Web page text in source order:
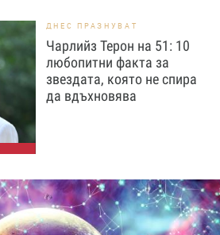
ДНЕС ПРАЗНУВАТ
Чарлийз Терон на 51: 10
любопитни факта за
звездата, която не спира
да вдъхновява